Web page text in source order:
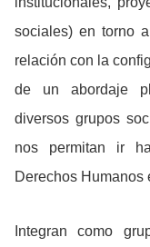
sociales) en torno
relación con la
de un abordaje
diversos grupos
nos permitan ir
Derechos Humanos
Integran como